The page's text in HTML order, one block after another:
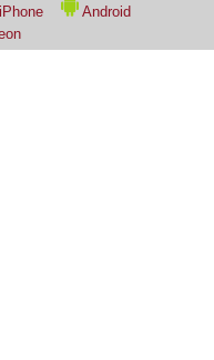
iPhone
Android